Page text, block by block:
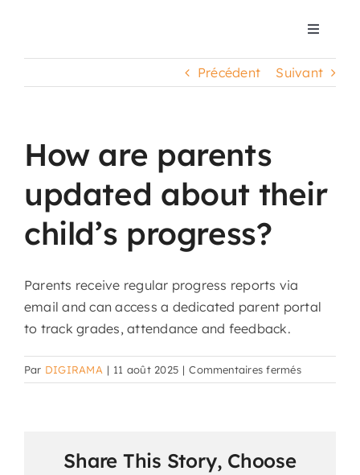
Toggle
Nos formations
Notre organisme
Contact
Précédent Suivant
How are parents
updated about their
child’s progress?
Parents receive regular progress reports via
email and can access a dedicated parent portal
to track grades, attendance and feedback.
Par DIGIRAMA | 11 août 2025 | Commentaires ferméssur
How
Share This Story, Choose